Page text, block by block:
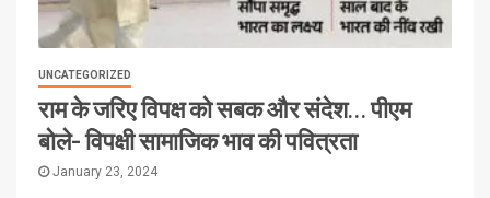
UNCATEGORIZED
राम के जरिए विपक्ष को सबक और संदेश… पीएम
बोले- विपक्षी सामाजिक भाव की पवित्रता
January 23, 2024